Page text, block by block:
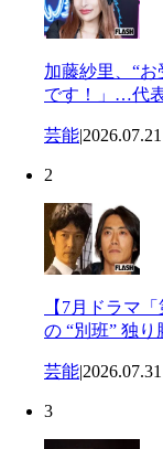
加藤紗里、“
です！」…代
芸能|2026.07.21
2
【7月ドラマ
の “別班” 独
芸能|2026.07.31
3